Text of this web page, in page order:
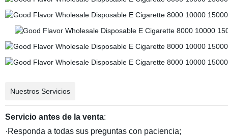
Nuestros Servicios
Servicio antes de la venta:
·Responda a todas sus preguntas con paciencia;